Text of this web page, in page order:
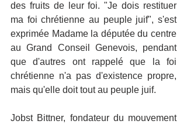
des fruits de leur foi. "Je dois restituer
ma foi chrétienne au peuple juif", s'est
exprimée Madame la députée du centre
au Grand Conseil Genevois, pendant
que d'autres ont rappelé que la foi
chrétienne n'a pas d'existence propre,
mais qu'elle doit tout au peuple juif.
Jobst Bittner, fondateur du mouvement